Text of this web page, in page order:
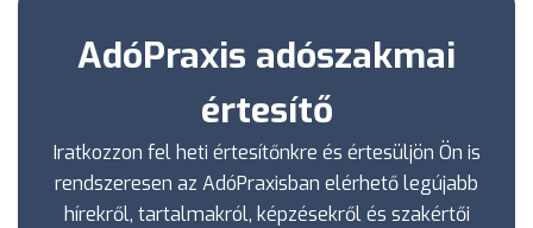
AdóPraxis adószakmai
értesítő
Iratkozzon fel heti értesítőnkre és értesüljön Ön is
rendszeresen az AdóPraxisban elérhető legújabb
hírekről, tartalmakról, képzésekről és szakértői